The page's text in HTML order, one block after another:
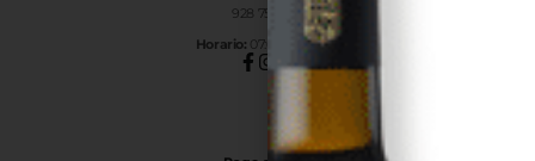
928 754 363
Horario: 07:00h a 15:00h